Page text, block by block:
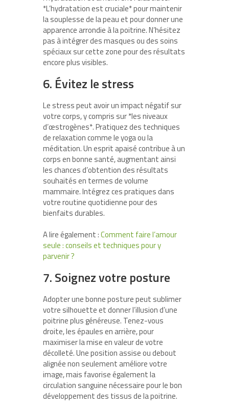
*L’hydratation est cruciale* pour maintenir
la souplesse de la peau et pour donner une
apparence arrondie à la poitrine. N’hésitez
pas à intégrer des masques ou des soins
spéciaux sur cette zone pour des résultats
encore plus visibles.
6. Évitez le stress
Le stress peut avoir un impact négatif sur
votre corps, y compris sur *les niveaux
d’œstrogènes*. Pratiquez des techniques
de relaxation comme le yoga ou la
méditation. Un esprit apaisé contribue à un
corps en bonne santé, augmentant ainsi
les chances d’obtention des résultats
souhaités en termes de volume
mammaire. Intégrez ces pratiques dans
votre routine quotidienne pour des
bienfaits durables.
A lire également :Comment faire l’amour
seule : conseils et techniques pour y
parvenir ?
7. Soignez votre posture
Adopter une bonne posture peut sublimer
votre silhouette et donner l’illusion d’une
poitrine plus généreuse. Tenez-vous
droite, les épaules en arrière, pour
maximiser la mise en valeur de votre
décolleté. Une position assise ou debout
alignée non seulement améliore votre
image, mais favorise également la
circulation sanguine nécessaire pour le bon
développement des tissus de la poitrine.